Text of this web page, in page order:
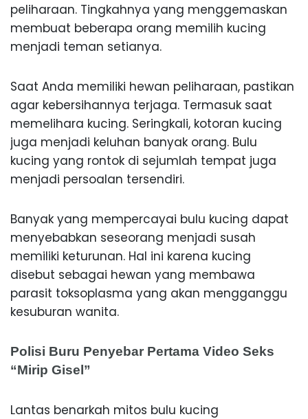
peliharaan. Tingkahnya yang menggemaskan
membuat beberapa orang memilih kucing
menjadi teman setianya.
Saat Anda memiliki hewan peliharaan, pastikan
agar kebersihannya terjaga. Termasuk saat
memelihara kucing. Seringkali, kotoran kucing
juga menjadi keluhan banyak orang. Bulu
kucing yang rontok di sejumlah tempat juga
menjadi persoalan tersendiri.
Banyak yang mempercayai bulu kucing dapat
menyebabkan seseorang menjadi susah
memiliki keturunan. Hal ini karena kucing
disebut sebagai hewan yang membawa
parasit toksoplasma yang akan mengganggu
kesuburan wanita.
Polisi Buru Penyebar Pertama Video Seks
“Mirip Gisel”
Lantas benarkah mitos bulu kucing